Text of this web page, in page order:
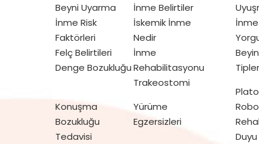
Beyni Uyarma
İnme Risk
Faktörleri
Felç Belirtileri
Denge Bozukluğu
İnme Belirtiler
İskemik İnme
Nedir
İnme
Rehabilitasyonu
Trakeostomi
Konuşma
Bozukluğu
Tedavisi
Yürüme
Egzersizleri
İnme
Duyu